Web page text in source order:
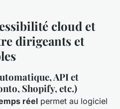
cloud et
dirigeants et
API et
Shopify, etc.)
réel permet au logiciel